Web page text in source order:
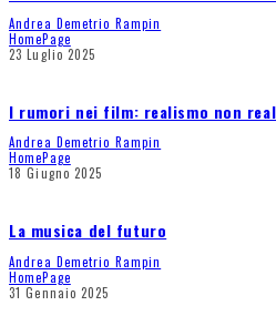
Andrea Demetrio Rampin
HomePage
23 Luglio 2025
I rumori nei film: realismo non
Andrea Demetrio Rampin
HomePage
18 Giugno 2025
La musica del futuro
Andrea Demetrio Rampin
HomePage
31 Gennaio 2025